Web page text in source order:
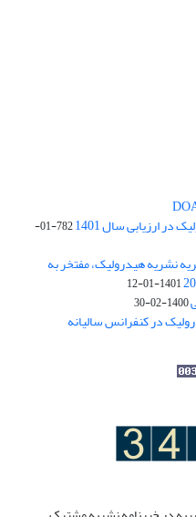
ارزیابی سال 1401
782-01-
نشریه هیدرولیک، مفتخر به
1401-01-12
1400-02-30
در کنفرانس سالیانه